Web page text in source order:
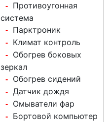
-
Противоугонная
система
- Парктроник
- Климат контроль
-
Обогрев боковых
зеркал
- Обогрев сидений
- Датчик дождя
- Омыватели фар
- Бортовой компьютер